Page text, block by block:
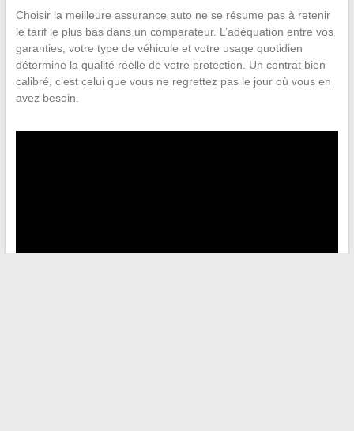
Choisir la meilleure assurance auto ne se résume pas à retenir
le tarif le plus bas dans un comparateur. L’adéquation entre vos
garanties, votre type de véhicule et votre usage quotidien
détermine la qualité réelle de votre protection. Un contrat bien
calibré, c’est celui que vous ne regrettez pas le jour où vous en
avez besoin.